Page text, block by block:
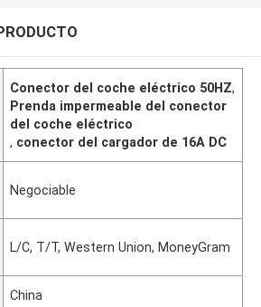
Conector del coche eléctrico 50HZ,
Prenda impermeable del conector
del coche eléctrico
, conector del cargador de 16A DC
Negociable
L/C, T/T, Western Union, MoneyGram
China